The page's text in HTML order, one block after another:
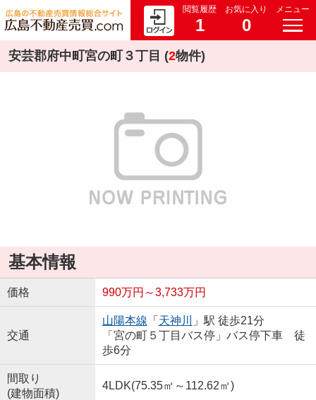
閲覧履歴
1
お気に入り
0
メニュー
安芸郡府中町宮の町３丁目 (2物件)
基本情報
価格 990万円～3,733万円
交通
山陽本線 「 天神川
」駅 徒歩21分
「宮の町５丁目バス停」バス停下車 徒
歩6分
間取り
(建物面積)
4LDK(75.35㎡～112.62㎡)